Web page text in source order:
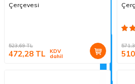
Çerçevesi
523,69TL
472,28 TL KDV
dahil